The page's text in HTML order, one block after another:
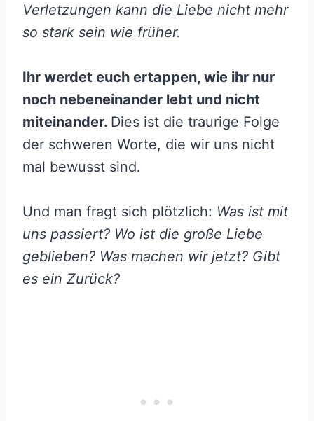
Verletzungen kann die Liebe nicht mehr
so stark sein wie früher.
Ihr werdet euch ertappen, wie ihr nur
noch nebeneinander lebt und nicht
miteinander. Dies ist die traurige Folge
der schweren Worte, die wir uns nicht
mal bewusst sind.
Und man fragt sich plötzlich: Was ist mit
uns passiert? Wo ist die große Liebe
geblieben? Was machen wir jetzt? Gibt
es ein Zurück?